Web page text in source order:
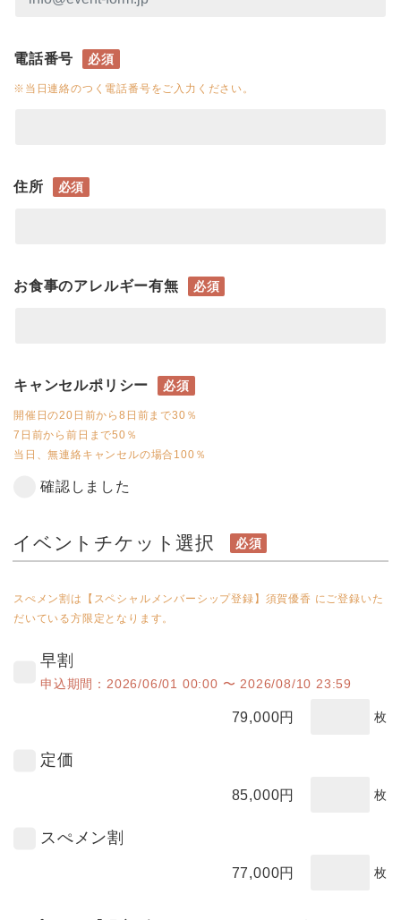
電話番号 必須
※当日連絡のつく電話番号をご入力ください。
住所 必須
お食事のアレルギー有無 必須
キャンセルポリシー 必須
開催日の20日前から8日前まで30％
7日前から前日まで50％
当日、無連絡キャンセルの場合100％
確認しました
イベントチケット選択 必須
スぺメン割は【スペシャルメンバーシップ登録】須賀優香 にご登録いた
だいている方限定となります。
早割
申込期間：2026/06/01 00:00 〜 2026/08/10 23:59
79,000円 枚
定価
85,000円 枚
スぺメン割
77,000円 枚